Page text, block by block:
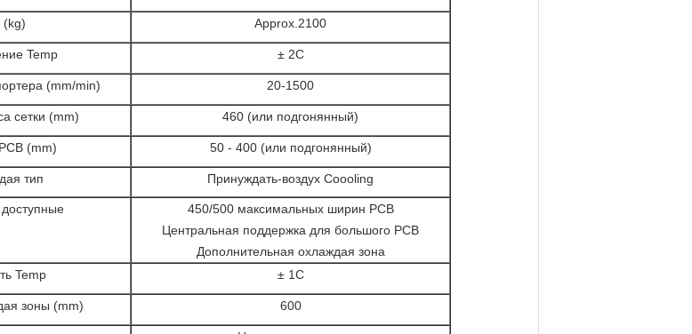
(kg) Approx.2100
Temp ± 2C
(mm/min) 20-1500
сетки (mm) 460 (или подгонянный)
(mm) 50 - 400 (или подгонянный)
тип Принуждать-воздух Coooling
450/500 максимальных ширин PCB
Центральная поддержка для большого PCB
Дополнительная охлаждая зона
Temp
± 1C
зоны (mm) 600